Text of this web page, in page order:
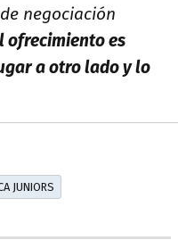
negociación
ofrecimiento es
a otro lado y lo
JUNIORS